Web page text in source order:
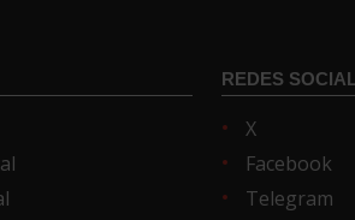
REDES
X
Facebook
Telegram